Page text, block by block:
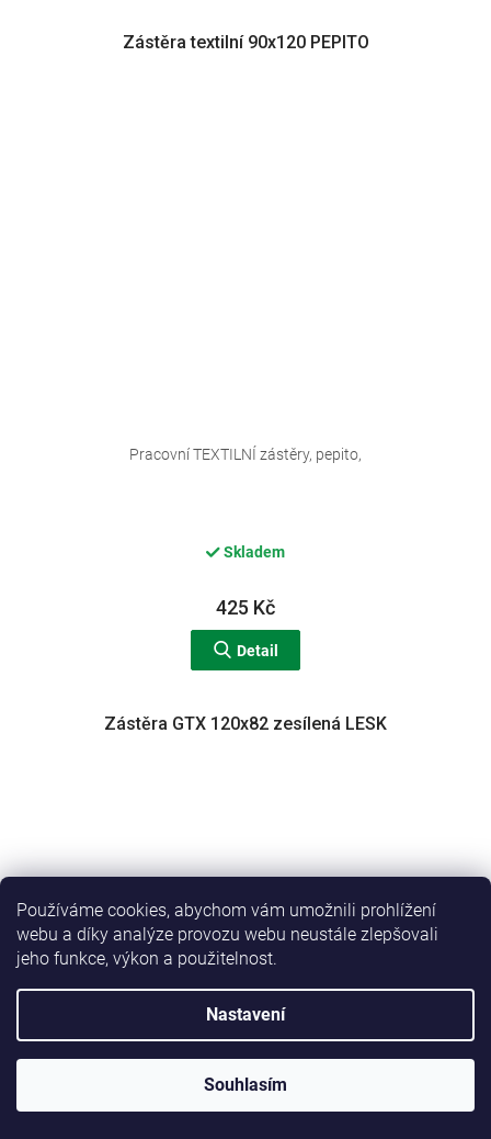
Používáme cookies, abychom vám umožnili prohlížení
webu a díky analýze provozu webu neustále zlepšovali
jeho funkce, výkon a použitelnost.
Nastavení
Souhlasím
Zástěra textilní 90x120 PEPITO
Skladem
425 Kč
Detail
Pracovní TEXTILNÍ zástěry, pepito,
Zástěra GTX 120x82 zesílená LESK